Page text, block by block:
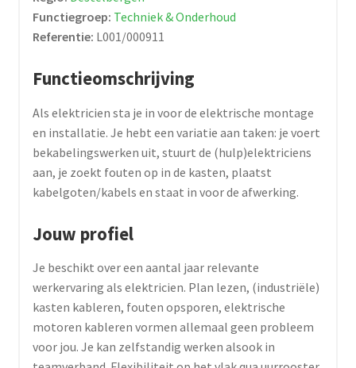
Functiegroep: Techniek & Onderhoud
Referentie: L001/000911
Functieomschrijving
Als elektricien sta je in voor de elektrische montage
en installatie. Je hebt een variatie aan taken: je voert
bekabelingswerken uit, stuurt de (hulp)elektriciens
aan, je zoekt fouten op in de kasten, plaatst
kabelgoten/kabels en staat in voor de afwerking.
Jouw profiel
Je beschikt over een aantal jaar relevante
werkervaring als elektricien. Plan lezen, (industriële)
kasten kableren, fouten opsporen, elektrische
motoren kableren vormen allemaal geen probleem
voor jou. Je kan zelfstandig werken alsook in